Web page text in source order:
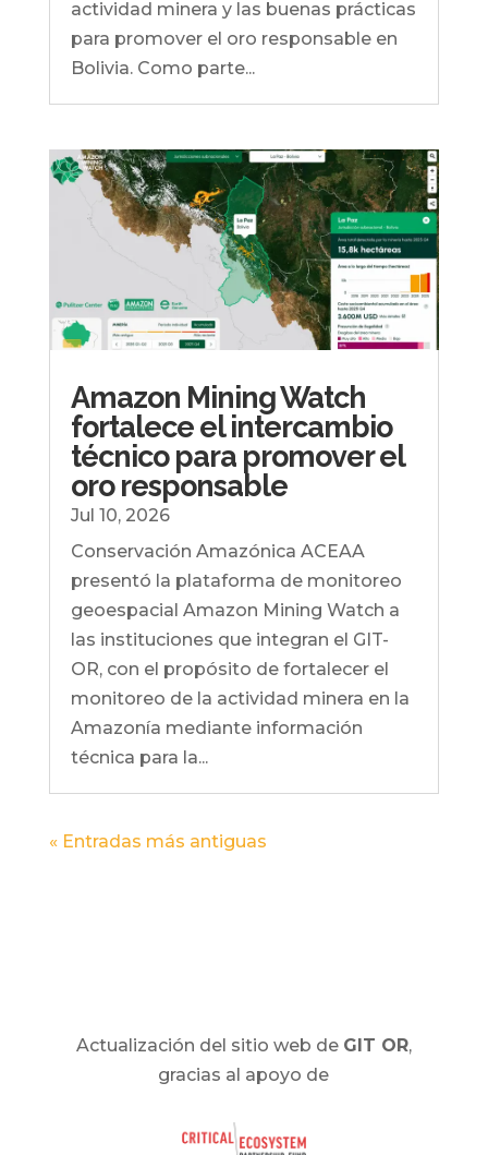
actividad minera y las buenas prácticas
para promover el oro responsable en
Bolivia. Como parte...
Amazon Mining Watch
fortalece el intercambio
técnico para promover el
oro responsable
Jul 10, 2026
Conservación Amazónica ACEAA
presentó la plataforma de monitoreo
geoespacial Amazon Mining Watch a
las instituciones que integran el GIT-
OR, con el propósito de fortalecer el
monitoreo de la actividad minera en la
Amazonía mediante información
técnica para la...
« Entradas más antiguas
Actualización del sitio web de GIT OR,
gracias al apoyo de